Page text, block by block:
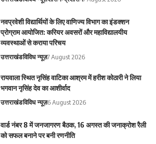
नवप्रवेशी विद्यार्थियों के लिए वाणिज्य विभाग का इंडक्शन
प्रोग्राम आयोजित: करियर अवसरों और महाविद्यालयीय
व्यवस्थाओं से कराया परिचय
उत्तराखंडविविध न्यूज़7 August 2026
रायवाला स्थित नृसिंह वाटिका आश्रम में हरीश कोठारी ने लिया
भगवान नृसिंह देव का आशीर्वाद
उत्तराखंडविविध न्यूज़6 August 2026
वार्ड नंबर 8 में जनजागरण बैठक, 16 अगस्त की जनाक्रोश रैली
को सफल बनाने पर बनी रणनीति